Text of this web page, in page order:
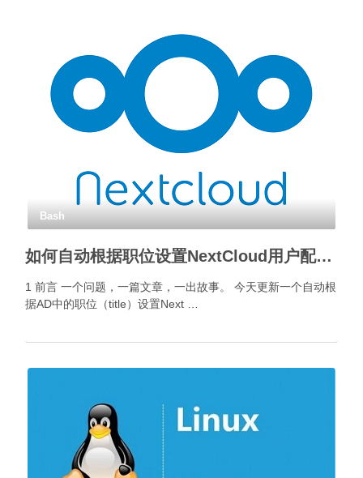
Bash
如何自动根据职位设置NextCloud用户配额？
1 前言 一个问题，一篇文章，一出故事。 今天更新一个自动根
据AD中的职位（title）设置Next …